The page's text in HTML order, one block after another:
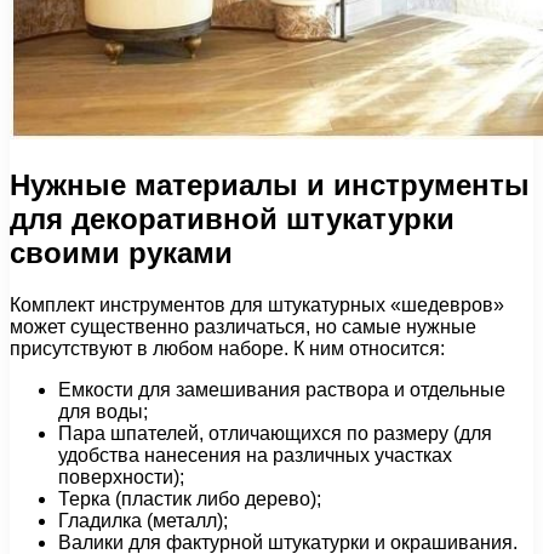
Нужные материалы и инструменты
для декоративной штукатурки
своими руками
Комплект инструментов для штукатурных «шедевров»
может существенно различаться, но самые нужные
присутствуют в любом наборе. К ним относится:
Емкости для замешивания раствора и отдельные
для воды;
Пара шпателей, отличающихся по размеру (для
удобства нанесения на различных участках
поверхности);
Терка (пластик либо дерево);
Гладилка (металл);
Валики для фактурной штукатурки и окрашивания.